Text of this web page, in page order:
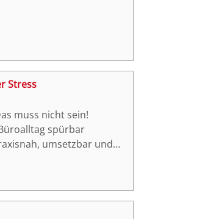
Stress
muss nicht sein!
spürbar
umsetzbar und